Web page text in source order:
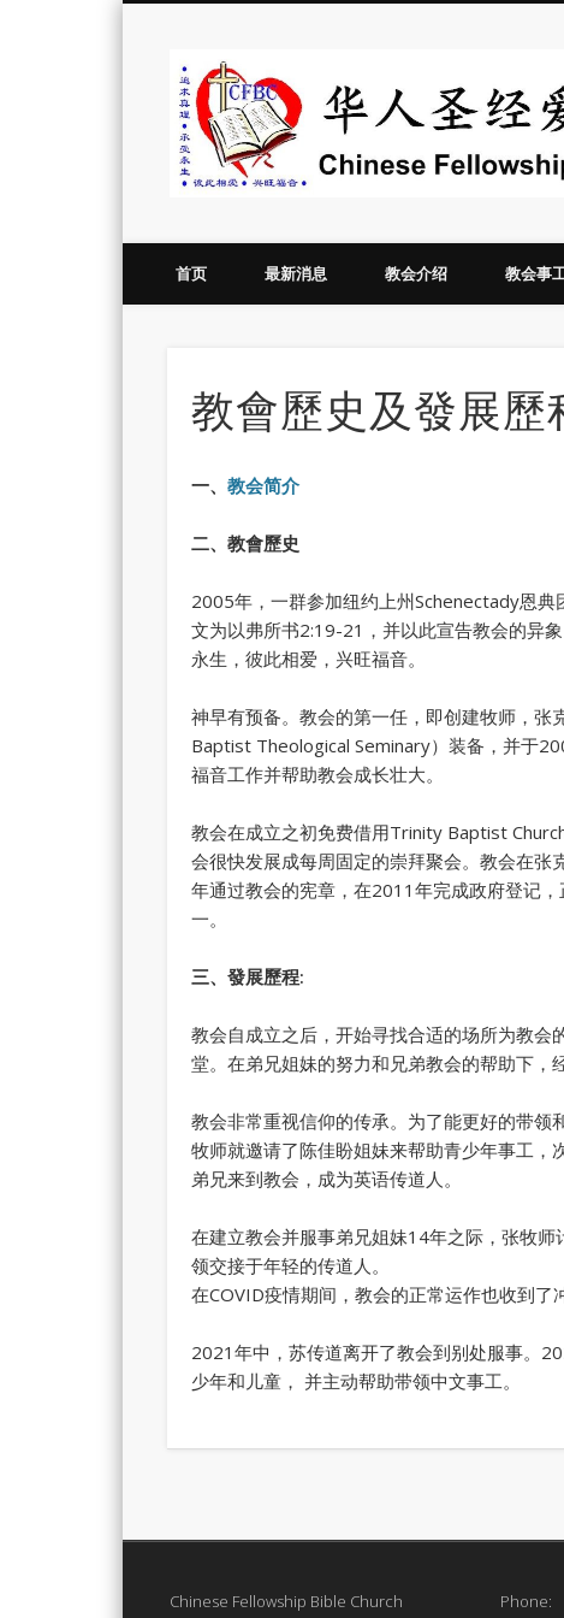
Vimeo
首页 最新消息 教会介绍 教会事
教會歷史及發展歷
一、 教会简介
二、教會歷史
2005年，一群参加纽约上州Schenectady恩
文为以弗所书2:19-21，并以此宣告教会的异
永生，彼此相爱，兴旺福音。
神早有预备。教会的第一任，即创建牧师，
Baptist Theological Seminary）装备，并于
福音工作并帮助教会成长壮大。
教会在成立之初免费借用Trinity Baptist
会很快发展成每周固定的崇拜聚会。教会在
年通过教会的宪章，在2011年完成政府登记
一。
三、發展歷程:
教会自成立之后，开始寻找合适的场所为教
堂。在弟兄姐妹的努力和兄弟教会的帮助下，
教会非常重视信仰的传承。为了能更好的带
牧师就邀请了陈佳盼姐妹来帮助青少年事工
弟兄来到教会，成为英语传道人。
在建立教会并服事弟兄姐妹14年之际，张牧
领交接于年轻的传道人。
在COVID疫情期间，教会的正常运作也收到了
2021年中，苏传道离开了教会到别处服事。
少年和儿童， 并主动帮助带领中文事工。
Chinese Fellowship Bible Church
Phone: